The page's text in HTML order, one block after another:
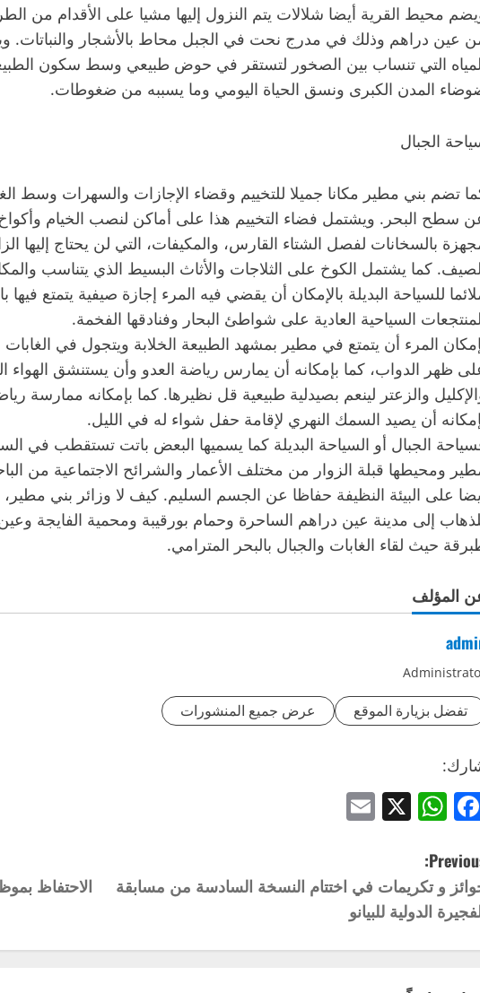
محيط القرية أيضا شلالات يتم النزول إليها مشيا على الأقدام من
عين دراهم وذلك في مدرج نحت في الجبل محاط بالأشجار والنباتات.
التي تنساب بين الصخور لتستقر في حوض طبيعي وسط سكون
المدن الكبرى ونسق الحياة اليومي وما يسببه من ضغوطات.
الجبال
تضم بني مطير مكانا جميلا للتخييم وقضاء الإجازات والسهرات وسط
سطح البحر. ويشتمل فضاء التخييم هذا على أماكن لنصب الخيام
بالسخانات لفصل الشتاء القارس، والمكيفات، التي لن يحتاج إليها
كما يشتمل الكوخ على الثلاجات والأثاث البسيط الذي يتناسب
للسياحة البديلة بالإمكان أن يقضي فيه المرء إجازة صيفية يتمتع
السياحية العادية على شواطئ البحار وفنادقها الفخمة.
المرء أن يتمتع في مطير بمشهد الطبيعة الخلابة ويتجول في الغابات
ظهر الدواب، كما بإمكانه أن يمارس رياضة العدو وأن يستنشق الهواء
والزعتر لينعم بصيدلية طبيعية قل نظيرها. كما بإمكانه ممارسة
أن يصيد السمك النهري لإقامة حفل شواء له في الليل.
الجبال أو السياحة البديلة كما يسميها البعض باتت تستقطب في
ومحيطها قبلة الزوار من مختلف الأعمار والشرائح الاجتماعية من
على البيئة النظيفة حفاظا عن الجسم السليم. كيف لا وزائر بني
إلى مدينة عين دراهم الساحرة وحمام بورقيبة ومحمية الفايجة
حيث لقاء الغابات والجبال بالبحر المترامي.
المؤلف
تفضل بزيارة الموقع عرض جميع المنشورات
Facebook
WhatsApp
X
و تكريمات في اختتام النسخة السادسة من مسابقة
الدولية للبيانو
الاحتفاظ